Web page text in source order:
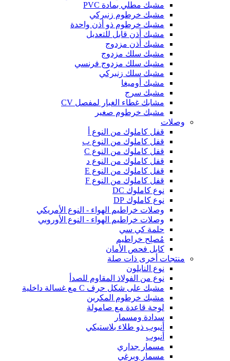
مشبك مطلي بمادة PVC
مشبك خرطوم زنبركي
مشبك خرطوم ذو أذن واحدة
مشبك أذن قابل للتعديل
مشبك أذن مزدوج
مشبك سلك مزدوج
مشبك سلك مزدوج فرنسي
مشبك سلك زنبركي
مشبك أوميغا
مشبك سرج
مشابك غطاء الغبار لمفصل CV
مشبك خرطوم صغير
وصلات
قفل كاملوك من النوع أ
قفل كاملوك من النوع ب
قفل كاملوك من النوع C
قفل كاملوك من النوع د
قفل كاملوك من النوع E
قفل كاملوك من النوع F
نوع كاملوك DC
نوع كاملوك DP
وصلات خراطيم الهواء - النوع الأمريكي
وصلات خراطيم الهواء - النوع الأوروبي
حلمة كي سي
مُصلِح خراطيم
كابل فحص الأمان
منتجات أخرى ذات صلة
نوع النايلون
نوع من الفولاذ المقاوم للصدأ
مشبك على شكل حرف C مع غسالة داخلية
مشبك خرطوم المكربن
لوحة قاعدة مع صامولة
سدادة ومسمار
أنبوب ذو طلاء بلاستيكي
أنبوب
مسمار جداري
مسمار وبرغي